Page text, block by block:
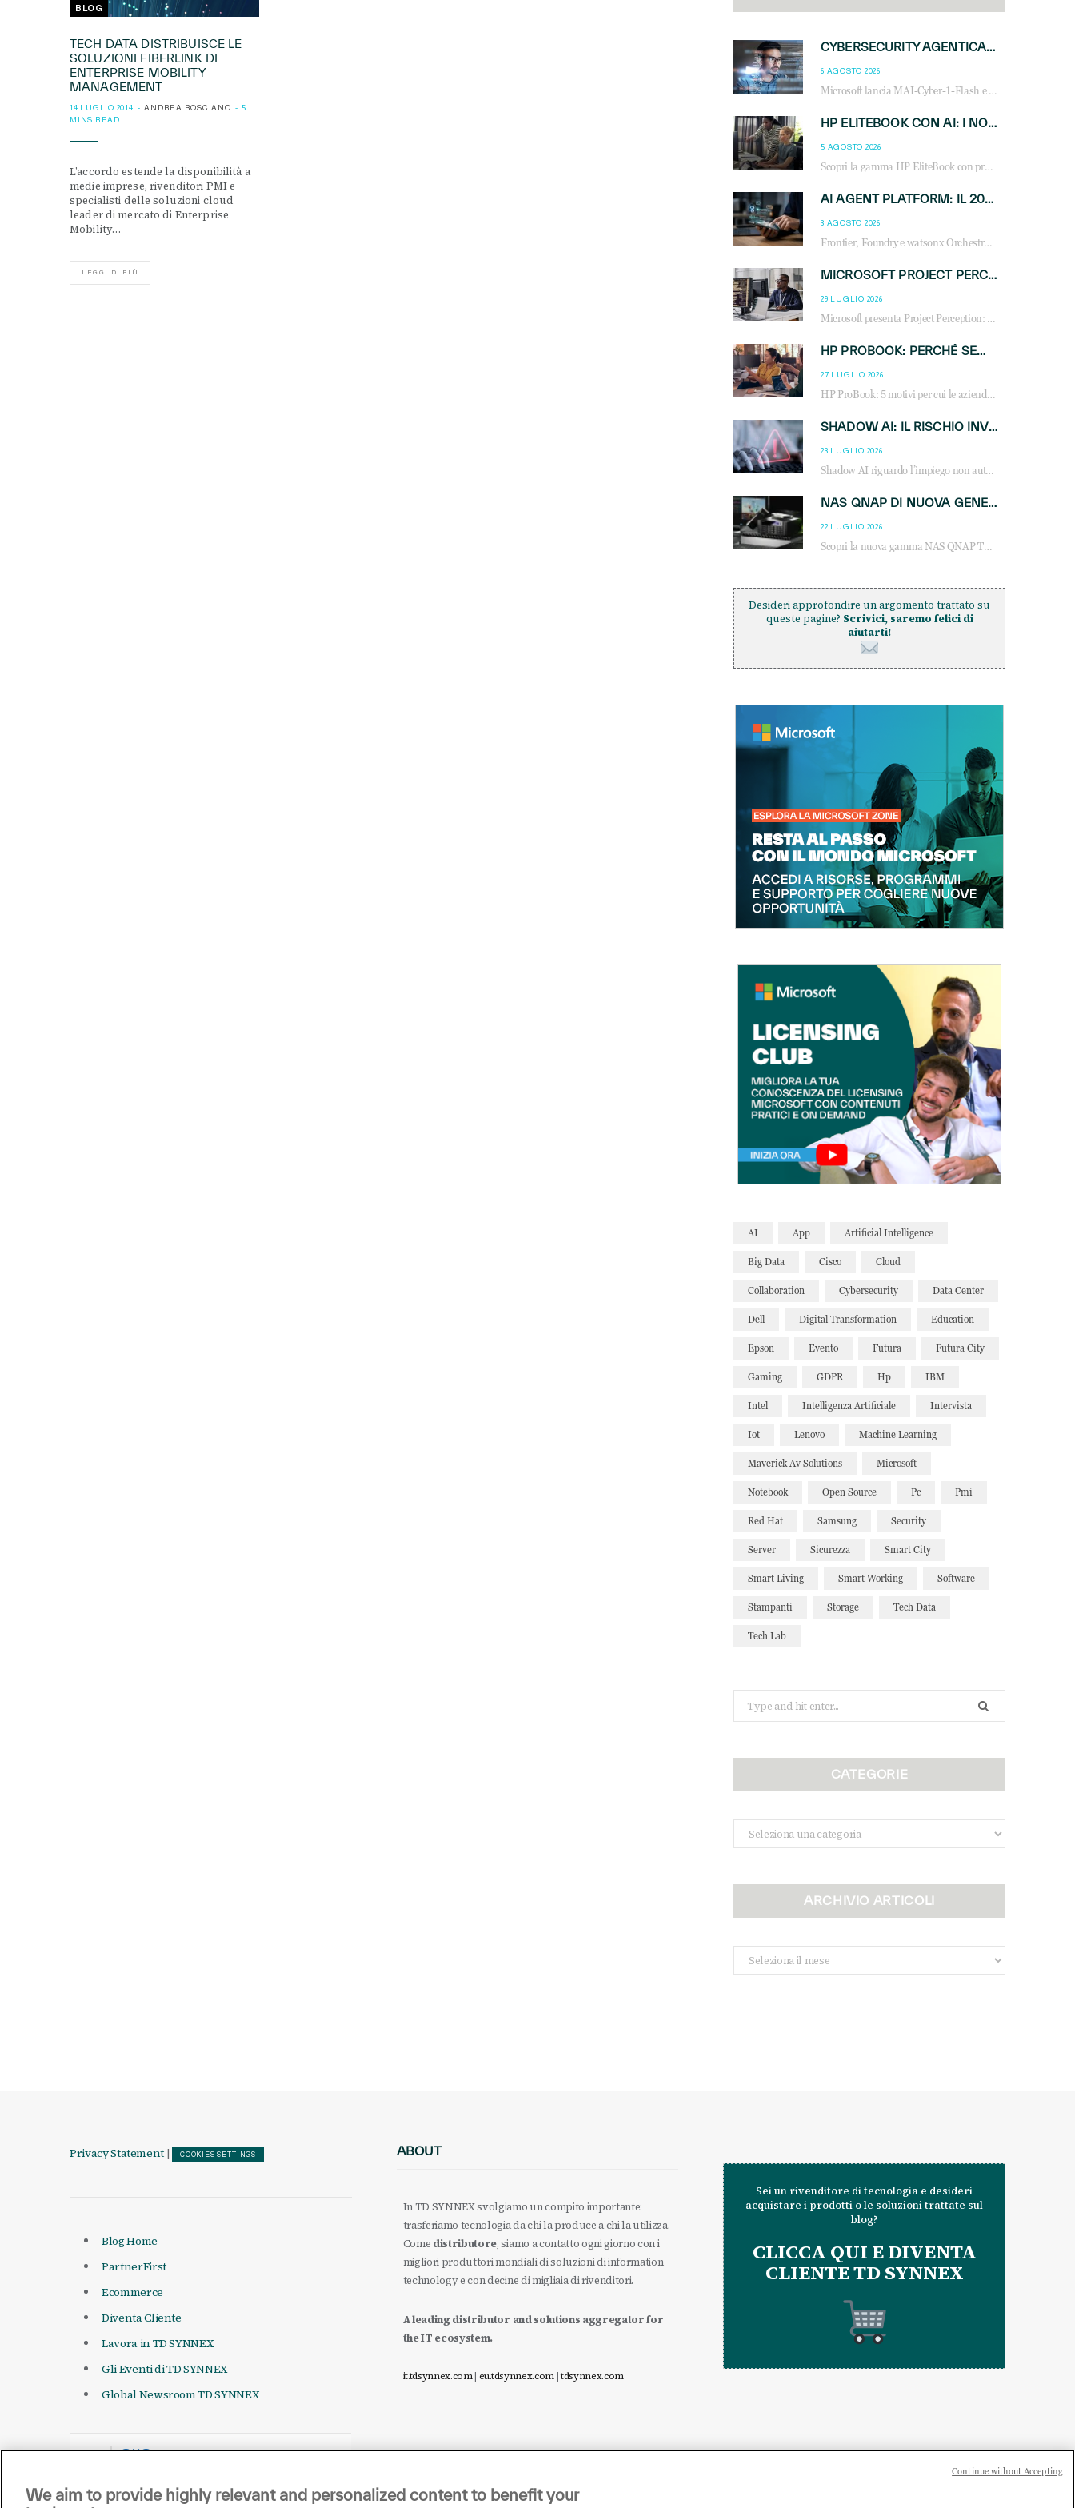
BLOG
TECH DATA DISTRIBUISCE LE
SOLUZIONI FIBERLINK DI
ENTERPRISE MOBILITY
MANAGEMENT
14 LUGLIO 2014 ANDREA ROSCIANO
5
MINS READ
L’accordo estende la disponibilità a
medie imprese, rivenditori PMI e
specialisti delle soluzioni cloud
leader di mercato di Enterprise
Mobility…
LEGGI DI PIÙ
CYBERSECURITY AGENTICA: CON PERCEPTION E MAI-CYBER-1-FLASH MICROSOFT APRE NUOVI SERVIZI PER IL CANALE
6 AGOSTO 2026
Microsoft lancia MAI-Cyber-1-Flash e Perception: cybersecurity agentica in preview dal 3 novembre. Cosa cambia per MSP, system integrator e reseller.
HP ELITEBOOK CON AI: I NOTEBOOK BUSINESS INTELLIGENTI CHE TRASFORMANO PRODUTTIVITÀ, SICUREZZA E LAVORO IBRIDO
5 AGOSTO 2026
Scopri la gamma HP EliteBook con processori Intel® Core™ Ultra e AMD Ryzen™ AI. Notebook business progettati per aumentare la produttività, migliorare la collaborazione e garantire sicurezza avanzata in ufficio e in mobilità.
AI AGENT PLATFORM: IL 2026 È L’ANNO DEL «SISTEMA OPERATIVO» PER GLI AGENTI AZIENDALI
3 AGOSTO 2026
Frontier, Foundry e watsonx Orchestrate: la guerra delle piattaforme AI agent ridisegna il mercato IT. Cosa cambia per reseller, MSP e system integrator.
MICROSOFT PROJECT PERCEPTION: COME GLI AGENTI AI CAMBIERANNO SOC, CYBERSECURITY E SERVIZI MSP
29 LUGLIO 2026
Microsoft presenta Project Perception: scopri come gli agenti AI possono trasformare cybersecurity, SOC e servizi gestiti degli MSP.
HP PROBOOK: PERCHÉ SEMPRE PIÙ AZIENDE SCELGONO NOTEBOOK PROGETTATI PER IL LAVORO MODERNO
27 LUGLIO 2026
HP ProBook: 5 motivi per cui le aziende scelgono i notebook business HP per migliorare produttività, sicurezza e gestione dell’AI.
SHADOW AI: IL RISCHIO INVISIBILE CHE LE AZIENDE POSSONO GOVERNARE
23 LUGLIO 2026
Shadow AI riguardo l’impiego non autorizzato di sistemi AI all’interno dell’azienda. E’ una pratica che si diffonde a partire dai dipendenti fino ai dirigenti e mette a repentaglio la cybersecurity, con costi più elevati per le organizzazioni. Due recenti report illustrano il fenomeno e forniscono dati in merito
NAS QNAP DI NUOVA GENERAZIONE: PIÙ PRESTAZIONI, SCALABILITÀ E PROTEZIONE DEI DATI PER LE INFRASTRUTTURE IT MODERNE
22 LUGLIO 2026
Scopri la nuova gamma NAS QNAP TS-h1465U-RP, TS-h1065eU e TS-h665U: storage aziendale con ZFS, DDR5, E1.S NVMe e connettività 2.5GbE per backup, virtualizzazione e cybersecurity.
Desideri approfondire un argomento trattato su
queste pagine? Scrivici, saremo felici di
aiutarti!
AI App Artificial Intelligence
Big Data Cisco Cloud
Collaboration Cybersecurity Data Center
Dell Digital Transformation Education
Epson Evento Futura Futura City
Gaming GDPR Hp IBM
Intel Intelligenza Artificiale Intervista
Iot Lenovo Machine Learning
Maverick Av Solutions Microsoft
Notebook Open Source Pc Pmi
Red Hat Samsung Security
Server Sicurezza Smart City
Smart Living Smart Working Software
Stampanti Storage Tech Data
Tech Lab
for:
CATEGORIE
Categorie
ARCHIVIO ARTICOLI
Archivio
Articoli
Privacy Statement | COOKIES SETTINGS
Blog Home
PartnerFirst
Ecommerce
Diventa Cliente
Lavora in TD SYNNEX
Gli Eventi di TD SYNNEX
Global Newsroom TD SYNNEX
ABOUT
In TD SYNNEX svolgiamo un compito importante:
trasferiamo tecnologia da chi la produce a chi la utilizza.
Come distributore, siamo a contatto ogni giorno con i
migliori produttori mondiali di soluzioni di information
technology e con decine di migliaia di rivenditori.
A leading distributor and solutions aggregator for
the IT ecosystem.
it.tdsynnex.com| eu.tdsynnex.com|tdsynnex.com
Sei un rivenditore di tecnologia e desideri
acquistare i prodotti o le soluzioni trattate sul
blog?
CLICCA QUI E DIVENTA
CLIENTE TD SYNNEX
We aim to provide highly relevant and personalized content to benefit your
Continue without Accepting